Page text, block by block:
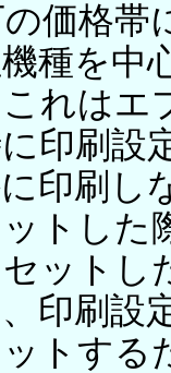
価格帯
種を中
れはエ
印刷設
印刷し
トした
ットし
印刷設
トする